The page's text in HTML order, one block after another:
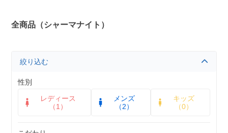
全商品（シャーマナイト）
絞り込む
性別
レディース
（1）
メンズ
（2）
キッズ
（0）